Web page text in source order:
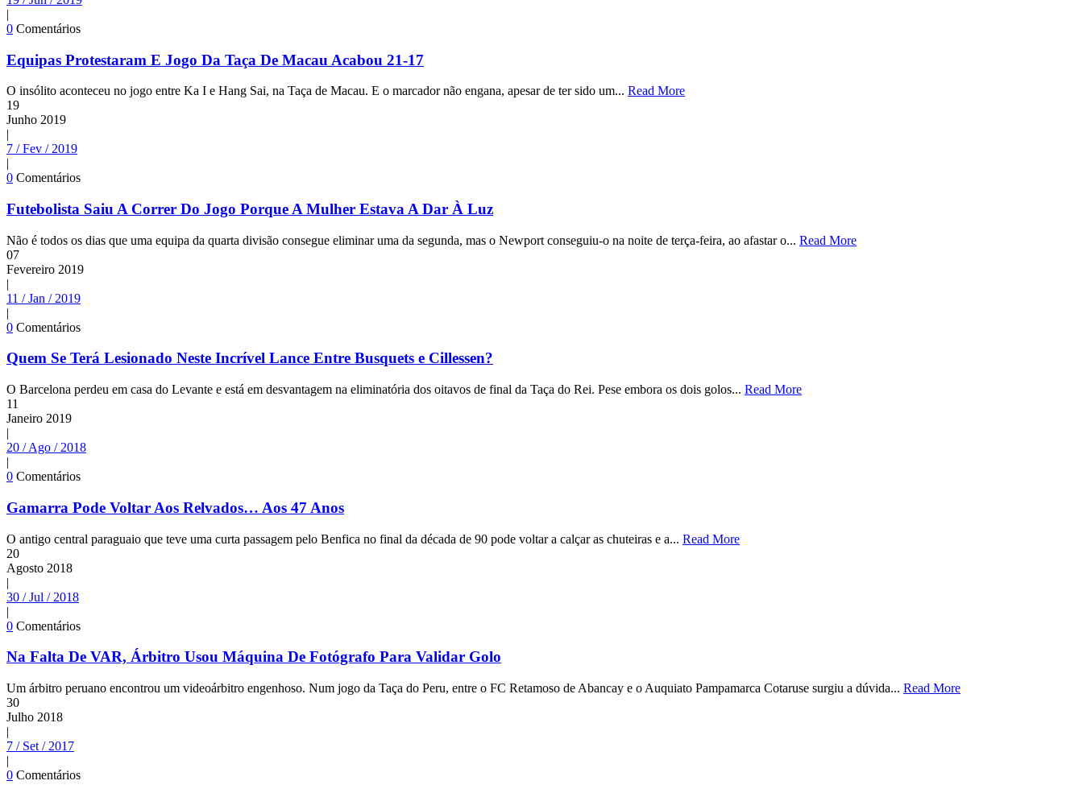
|
0 Comentários
Equipas Protestaram E Jogo Da Taça De Macau Acabou 21-17
O insólito aconteceu no jogo entre Ka I e Hang Sai, na Taça de Macau. E o marcador não engana, apesar de ter sido um... Read More
19
Junho 2019
|
7 / Fev / 2019
|
0 Comentários
Futebolista Saiu A Correr Do Jogo Porque A Mulher Estava A Dar À Luz
Não é todos os dias que uma equipa da quarta divisão consegue eliminar uma da segunda, mas o Newport conseguiu-o na noite de terça-feira, ao afastar o... Read More
07
Fevereiro 2019
|
11 / Jan / 2019
|
0 Comentários
Quem Se Terá Lesionado Neste Incrível Lance Entre Busquets e Cillessen?
O Barcelona perdeu em casa do Levante e está em desvantagem na eliminatória dos oitavos de final da Taça do Rei. Pese embora os dois golos... Read More
11
Janeiro 2019
|
20 / Ago / 2018
|
0 Comentários
Gamarra Pode Voltar Aos Relvados… Aos 47 Anos
O antigo central paraguaio que teve uma curta passagem pelo Benfica no final da década de 90 pode voltar a calçar as chuteiras e a... Read More
20
Agosto 2018
|
30 / Jul / 2018
|
0 Comentários
Na Falta De VAR, Árbitro Usou Máquina De Fotógrafo Para Validar Golo
Um árbitro peruano encontrou um videoárbitro engenhoso. Num jogo da Taça do Peru, entre o FC Retamoso de Abancay e o Auquiato Pampamarca Cotaruse surgiu a dúvida... Read More
30
Julho 2018
|
7 / Set / 2017
|
0 Comentários